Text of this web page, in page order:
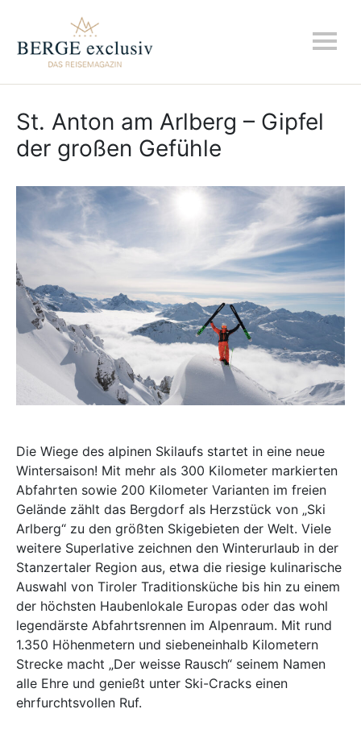
St. Anton am Arlberg – Gipfel
der großen Gefühle
Die Wiege des alpinen Skilaufs startet in eine neue
Wintersaison! Mit mehr als 300 Kilometer markierten
Abfahrten sowie 200 Kilometer Varianten im freien
Gelände zählt das Bergdorf als Herzstück von „Ski
Arlberg“ zu den größten Skigebieten der Welt. Viele
weitere Superlative zeichnen den Winterurlaub in der
Stanzertaler Region aus, etwa die riesige kulinarische
Auswahl von Tiroler Traditionsküche bis hin zu einem
der höchsten Haubenlokale Europas oder das wohl
legendärste Abfahrtsrennen im Alpenraum. Mit rund
1.350 Höhenmetern und siebeneinhalb Kilometern
Strecke macht „Der weisse Rausch“ seinem Namen
alle Ehre und genießt unter Ski-Cracks einen
ehrfurchtsvollen Ruf.